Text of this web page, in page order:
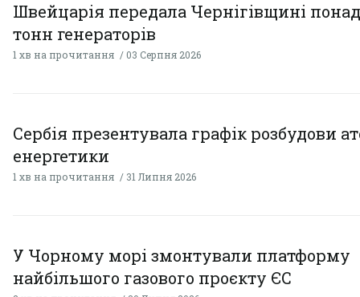
Швейцарія передала Чернігівщині
тонн генераторів
1 хв на прочитання 03 Серпня 2026
Сербія презентувала графік розбудови
енергетики
1 хв на прочитання 31 Липня 2026
У Чорному морі змонтували платформу
найбільшого газового проєкту ЄС